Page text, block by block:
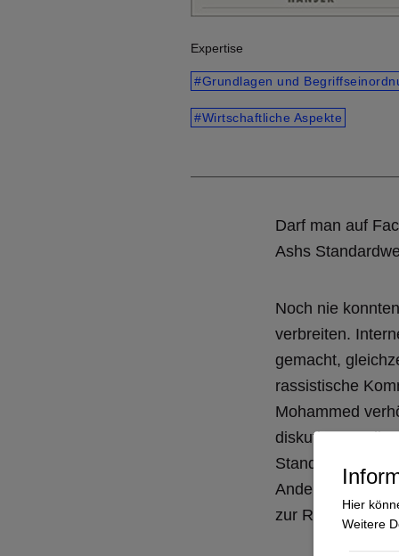
Expertise
Grundlagen und
Wirtschaftliche Aspekte
Darf man auf
Ashs
Noch nie
verbreiten.
gemacht,
rassistische
Mohammed
diskutieren
Standpunkte
zur Redefreiheit
Hier
Weitere